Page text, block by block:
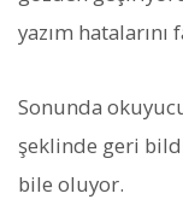
yazım
Sonunda
şeklinde geri
bile oluyor.